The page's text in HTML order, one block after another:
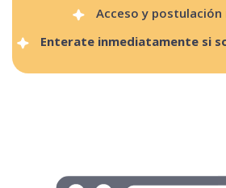
Acceso y postulación
Enterate inmediatamente si